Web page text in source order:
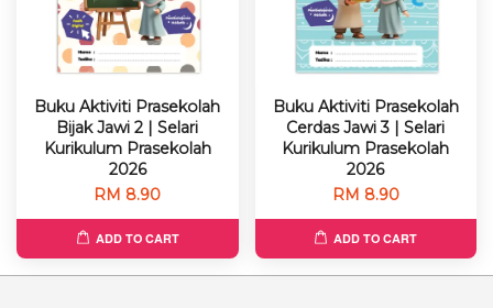
Buku Aktiviti Prasekolah
Bijak Jawi 2 | Selari
Kurikulum Prasekolah
2026
RM 8.90
ADD TO CART
Buku Aktiviti Prasekolah
Cerdas Jawi 3 | Selari
Kurikulum Prasekolah
2026
RM 8.90
ADD TO CART